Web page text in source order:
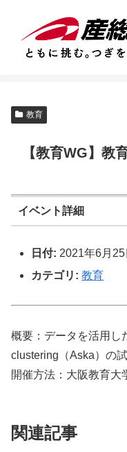
教育
【教育WG】教
イベント詳細
日付: 2021年6月25
カテゴリ: 教育
概要：データを活用し
clustering（Aska）の
開催方法：大阪教育大
関連記事